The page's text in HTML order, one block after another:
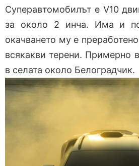
Суперавтомобилът е V10
за около 2 инча. Има и
окачването му е
всякакви терени. Примерно
в селата около Белоградчик.